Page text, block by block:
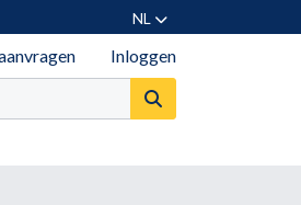
NL
Inloggen